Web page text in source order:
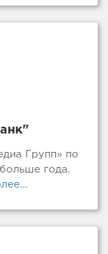
Групп» по
года.